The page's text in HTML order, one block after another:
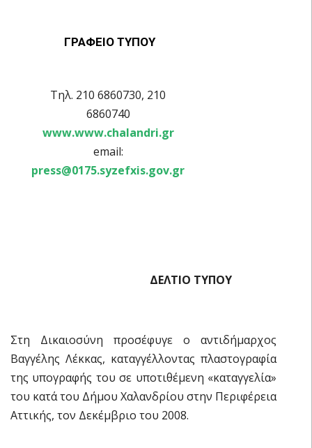
ΓΡΑΦΕΙΟ ΤΥΠΟΥ
Τηλ. 210 6860730, 210
6860740
www.www.chalandri.gr
email:
press@0175.syzefxis.gov.gr
ΔΕΛΤΙΟ ΤΥΠΟΥ
Στη Δικαιοσύνη προσέφυγε ο αντιδήμαρχος
Βαγγέλης Λέκκας, καταγγέλλοντας πλαστογραφία
της υπογραφής του σε υποτιθέμενη «καταγγελία»
του κατά του Δήμου Χαλανδρίου στην Περιφέρεια
Αττικής, τον Δεκέμβριο του 2008.